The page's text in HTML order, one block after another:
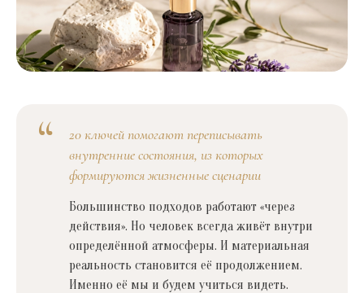
20 ключей помогают переписывать
внутренние состояния, из которых
формируются жизненные сценарии
Большинство подходов работают «через
действия». Но человек всегда живёт внутри
определённой атмосферы. И материальная
реальность становится её продолжением.
Именно её мы и будем учиться видеть.